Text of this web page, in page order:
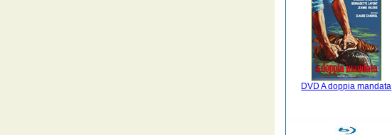
DVD A doppia mandata